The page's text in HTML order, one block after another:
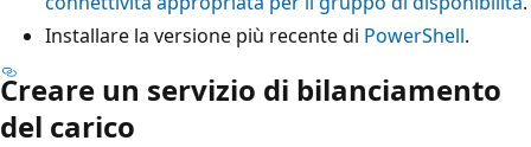
Installare la versione più recente di PowerShell.
Creare un servizio di bilanciamento
del carico